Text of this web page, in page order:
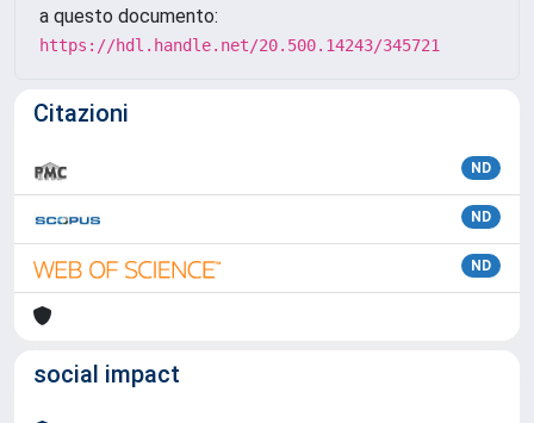
a questo documento:
https://hdl.handle.net/20.500.14243/345721
Citazioni
ND
ND
ND
social impact